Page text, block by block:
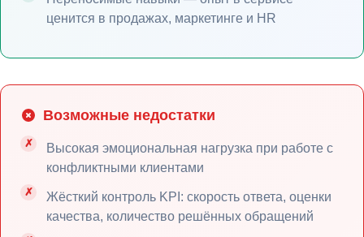
ценится в продажах, маркетинге и HR
Возможные недостатки
Высокая эмоциональная нагрузка при работе с
конфликтными клиентами
Жёсткий контроль KPI: скорость ответа, оценки
качества, количество решённых обращений